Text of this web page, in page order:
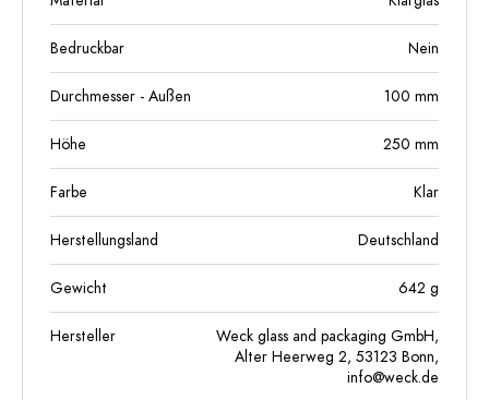
Bedruckbar Nein
Durchmesser - Außen 100 mm
Höhe 250 mm
Farbe Klar
Herstellungsland Deutschland
Gewicht 642 g
Hersteller
Weck glass and packaging GmbH,
Alter Heerweg 2, 53123 Bonn,
info@weck.de